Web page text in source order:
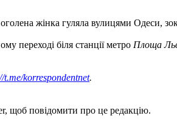
жінка гуляла вулицями Одеси,
переході біля станції метро Площа
t.me/korrespondentnet.
щоб повідомити про це редакцію.